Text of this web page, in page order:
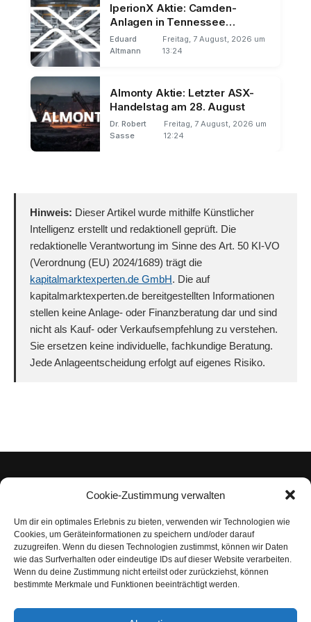
Cookie-Zustimmung verwalten
Um dir ein optimales Erlebnis zu bieten, verwenden wir Technologien wie
Cookies, um Geräteinformationen zu speichern und/oder darauf
zuzugreifen. Wenn du diesen Technologien zustimmst, können wir Daten
wie das Surfverhalten oder eindeutige IDs auf dieser Website verarbeiten.
Wenn du deine Zustimmung nicht erteilst oder zurückziehst, können
bestimmte Merkmale und Funktionen beeinträchtigt werden.
IperionX Aktie: Camden-
Anlagen in Tennessee
übernommen
Eduard
Altmann
Freitag, 7 August, 2026 um
13:24
Almonty Aktie: Letzter ASX-
Handelstag am 28. August
Dr. Robert
Sasse
Freitag, 7 August, 2026 um
12:24
Hinweis: Dieser Artikel wurde mithilfe Künstlicher
Intelligenz erstellt und redaktionell geprüft. Die
redaktionelle Verantwortung im Sinne des Art. 50 KI-VO
(Verordnung (EU) 2024/1689) trägt die
kapitalmarktexperten.de GmbH. Die auf
kapitalmarktexperten.de bereitgestellten Informationen
stellen keine Anlage- oder Finanzberatung dar und sind
nicht als Kauf- oder Verkaufsempfehlung zu verstehen.
Sie ersetzen keine individuelle, fachkundige Beratung.
Jede Anlageentscheidung erfolgt auf eigenes Risiko.
Impressum
Datenschutzerklärung
Nutzungsbedingungen | Haftungsausschluss